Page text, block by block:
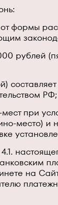
формы
рублей
РФ;
при
место) и
на